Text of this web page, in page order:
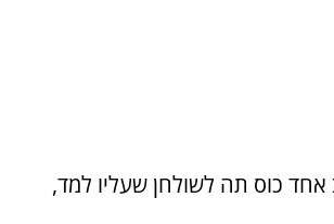
אחד כוס תה לשולחן שעליו למד,